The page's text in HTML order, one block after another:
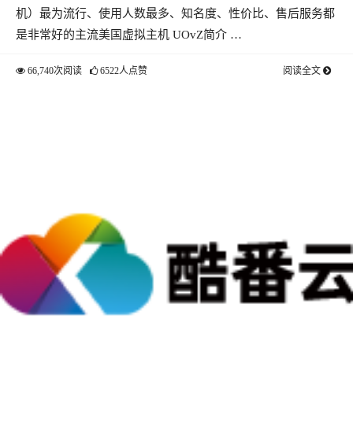
机）最为流行、使用人数最多、知名度、性价比、售后服务都
是非常好的主流美国虚拟主机 UOvZ简介 …
66,740次阅读 6522人点赞 阅读全文